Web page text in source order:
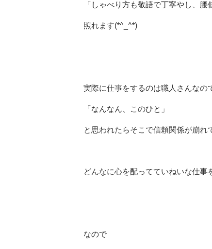
「しゃべり方も敬語で丁寧やし、腰
照れます(*^_^*)
実際に仕事をするのは職人さんなの
「なんなん、このひと」
と思われたらそこで信頼関係が崩れ
どんなに心を配ってていねいな仕事
なので